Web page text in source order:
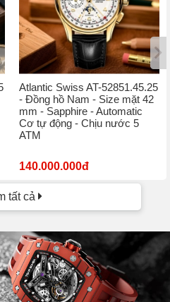
Atlantic Swiss AT-52851.45.25
- Đồng hồ Nam - Size mặt 42
mm - Sapphire - Automatic
Cơ tự động - Chịu nước 5
ATM
140.000.000đ
tất cả